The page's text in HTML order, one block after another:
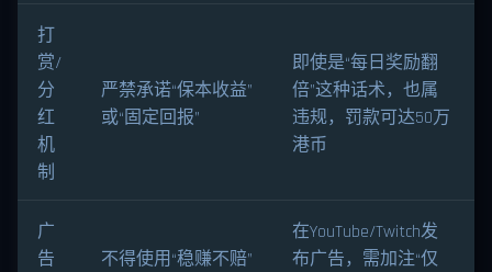
打
赏/
分
红
机
制
严禁承诺“保本收益”
或“固定回报”
即使是“每日奖励翻
倍”这种话术，也属
违规，罚款可达50万
港币
广
告
不得使用“稳赚不赔”
在YouTube/Twitch发
布广告，需加注“仅